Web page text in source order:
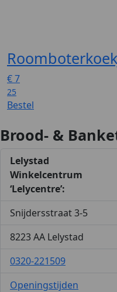
€7
25
Bestel
Brood- &
Lelystad
Winkelcentrum
‘Lelycentre’:
Snijdersstraat 3-5
8223 AA Lelystad
0320-221509
Openingstijden